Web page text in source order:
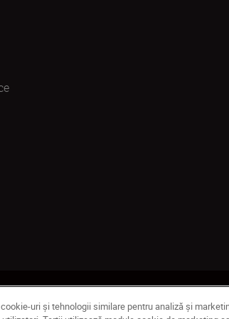
uri și tehnologii similare pentru analiză și